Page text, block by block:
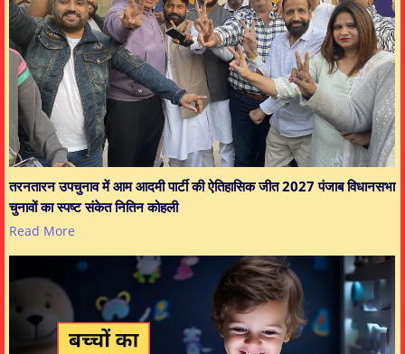
तरनतारन उपचुनाव में आम आदमी पार्टी की ऐतिहासिक जीत 2027 पंजाब विधानसभा
चुनावों का स्पष्ट संकेत नितिन कोहली
Read More